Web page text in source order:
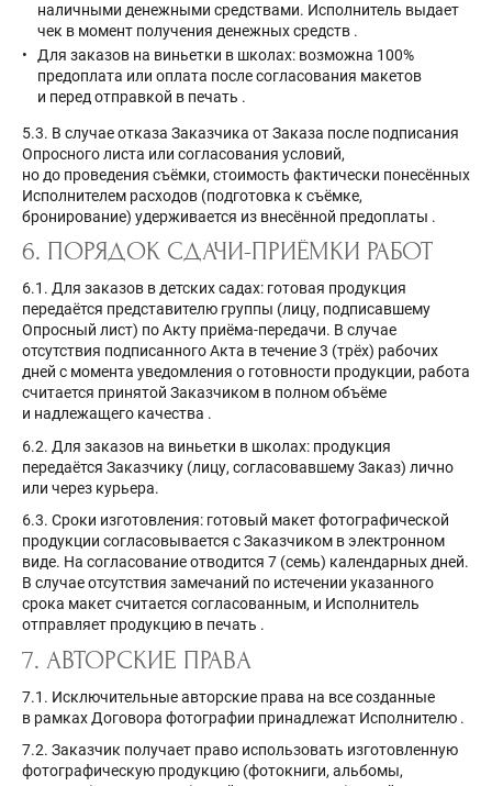
наличными денежными средствами. Исполнитель выдает
чек в момент получения денежных средств .
Для заказов на виньетки в школах: возможна 100%
предоплата или оплата после согласования макетов
и перед отправкой в печать .
5.3. В случае отказа Заказчика от Заказа после подписания
Опросного листа или согласования условий,
но до проведения съёмки, стоимость фактически понесённых
Исполнителем расходов (подготовка к съёмке,
бронирование) удерживается из внесённой предоплаты .
6. ПОРЯДОК СДАЧИ-ПРИЁМКИ РАБОТ
6.1. Для заказов в детских садах: готовая продукция
передаётся представителю группы (лицу, подписавшему
Опросный лист) по Акту приёма-передачи. В случае
отсутствия подписанного Акта в течение 3 (трёх) рабочих
дней с момента уведомления о готовности продукции, работа
считается принятой Заказчиком в полном объёме
и надлежащего качества .
6.2. Для заказов на виньетки в школах: продукция
передаётся Заказчику (лицу, согласовавшему Заказ) лично
или через курьера.
6.3. Сроки изготовления: готовый макет фотографической
продукции согласовывается с Заказчиком в электронном
виде. На согласование отводится 7 (семь) календарных дней.
В случае отсутствия замечаний по истечении указанного
срока макет считается согласованным, и Исполнитель
отправляет продукцию в печать .
7. АВТОРСКИЕ ПРАВА
7.1. Исключительные авторские права на все созданные
в рамках Договора фотографии принадлежат Исполнителю .
7.2. Заказчик получает право использовать изготовленную
фотографическую продукцию (фотокниги, альбомы,